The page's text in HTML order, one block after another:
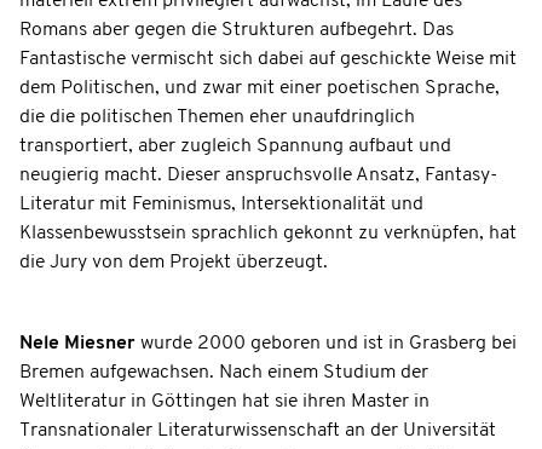
Romans aber gegen die Strukturen aufbegehrt. Das
Fantastische vermischt sich dabei auf geschickte Weise mit
dem Politischen, und zwar mit einer poetischen Sprache,
die die politischen Themen eher unaufdringlich
transportiert, aber zugleich Spannung aufbaut und
neugierig macht. Dieser anspruchsvolle Ansatz, Fantasy-
Literatur mit Feminismus, Intersektionalität und
Klassenbewusstsein sprachlich gekonnt zu verknüpfen, hat
die Jury von dem Projekt überzeugt.
Nele Miesner wurde 2000 geboren und ist in Grasberg bei
Bremen aufgewachsen. Nach einem Studium der
Weltliteratur in Göttingen hat sie ihren Master in
Transnationaler Literaturwissenschaft an der Universität